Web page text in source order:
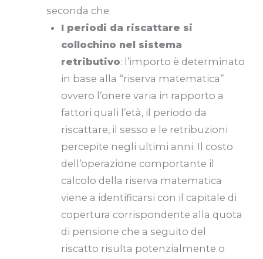
seconda che:
I periodi da riscattare si
collochino nel sistema
retributivo: l’importo è determinato
in base alla “riserva matematica”
ovvero l’onere varia in rapporto a
fattori quali l’età, il periodo da
riscattare, il sesso e le retribuzioni
percepite negli ultimi anni. Il costo
dell’operazione comportante il
calcolo della riserva matematica
viene a identificarsi con il capitale di
copertura corrispondente alla quota
di pensione che a seguito del
riscatto risulta potenzialmente o